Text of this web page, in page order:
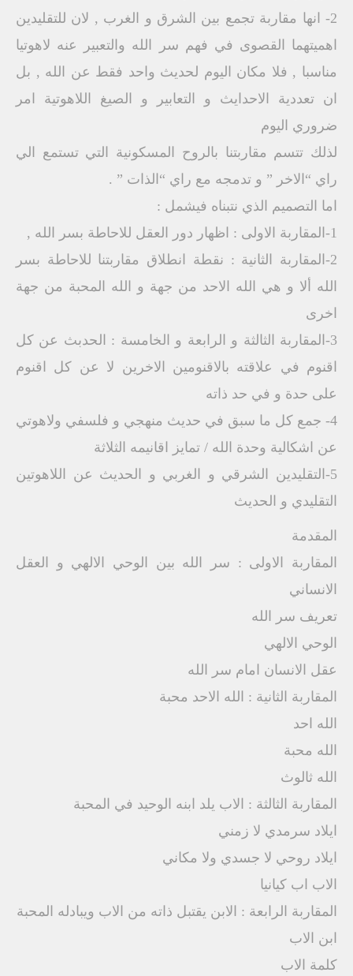
2- انها مقاربة تجمع بين الشرق و الغرب , لان للتقليدين
اهميتهما القصوى في فهم سر الله والتعبير عنه لاهوتيا
مناسبا , فلا مكان اليوم لحديث واحد فقط عن الله , بل
ان تعددية الاحدايث و التعابير و الصيغ اللاهوتية امر
ضروري اليوم
لذلك تتسم مقاربتنا بالروح المسكونية التي تستمع الي
راي “الاخر ” و تدمجه مع راي “الذات ” .
اما التصميم الذي نتبناه فيشمل :
1-المقاربة الاولى : اظهار دور العقل للاحاطة بسر الله ,
2-المقاربة الثانية : نقطة انطلاق مقاربتنا للاحاطة بسر
الله ألا و هي الله الاحد من جهة و الله المحبة من جهة
اخرى
3-المقاربة الثالثة و الرابعة و الخامسة : الحدبث عن كل
اقنوم في علاقته بالاقنومين الاخرين لا عن كل اقنوم
على حدة و في حد ذاته
4- جمع كل ما سبق في حديث منهجي و فلسفي ولاهوتي
عن اشكالية وحدة الله / تمايز اقانيمه الثلاثة
5-التقليدين الشرقي و الغربي و الحديث عن اللاهوتين
التقليدي و الحديث
المقدمة
المقاربة الاولى : سر الله بين الوحي الالهي و العقل
الانساني
تعريف سر الله
الوحي الالهي
عقل الانسان امام سر الله
المقاربة الثانية : الله الاحد محبة
الله احد
الله محبة
الله ثالوث
المقاربة الثالثة : الاب يلد ابنه الوحيد في المحبة
ايلاد سرمدي لا زمني
ايلاد روحي لا جسدي ولا مكاني
الاب اب كيانيا
المقاربة الرابعة : الابن يقتبل ذاته من الاب ويبادله المحبة
ابن الاب
كلمة الاب